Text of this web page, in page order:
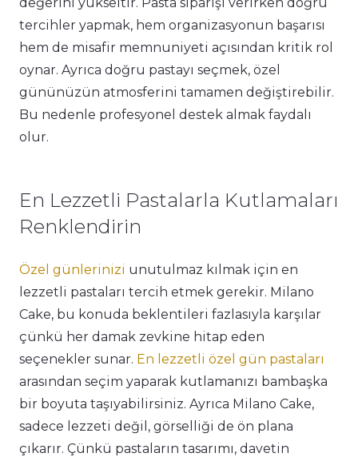
tercihler yapmak, hem organizasyonun başarısı
hem de misafir memnuniyeti açısından kritik rol
oynar. Ayrıca doğru pastayı seçmek, özel
gününüzün atmosferini tamamen değiştirebilir.
Bu nedenle profesyonel destek almak faydalı
olur.
En Lezzetli Pastalarla Kutlamaları
Renklendirin
Özel günlerinizi unutulmaz kılmak için en
lezzetli pastaları tercih etmek gerekir. Milano
Cake, bu konuda beklentileri fazlasıyla karşılar
çünkü her damak zevkine hitap eden
seçenekler sunar. En lezzetli özel gün pastaları
arasından seçim yaparak kutlamanızı bambaşka
bir boyuta taşıyabilirsiniz. Ayrıca Milano Cake,
sadece lezzeti değil, görselliği de ön plana
çıkarır. Çünkü pastaların tasarımı, davetin